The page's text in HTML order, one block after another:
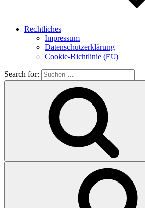
Recht­li­ches
Impres­sum
Daten­schutz­er­klä­rung
Coo­kie-Rich­t­­li­­nie (EU)
Search for: